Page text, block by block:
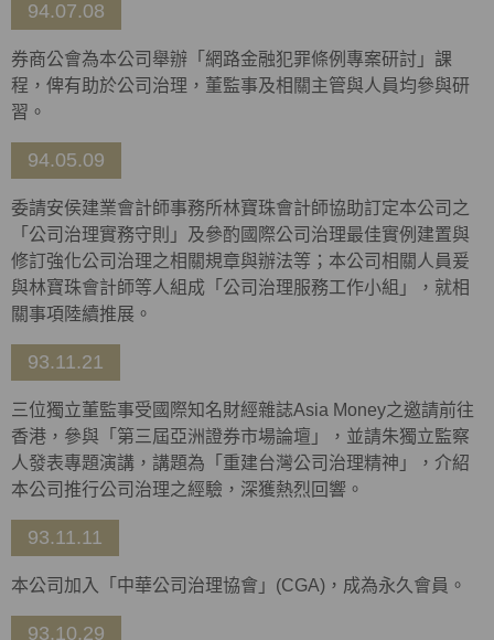
94.07.08
券商公會為本公司舉辦「網路金融犯罪條例專案研討」課
程，俾有助於公司治理，董監事及相關主管與人員均參與研
習。
94.05.09
委請安侯建業會計師事務所林寶珠會計師協助訂定本公司之
「公司治理實務守則」及參酌國際公司治理最佳實例建置與
修訂強化公司治理之相關規章與辦法等；本公司相關人員爰
與林寶珠會計師等人組成「公司治理服務工作小組」，就相
關事項陸續推展。
93.11.21
三位獨立董監事受國際知名財經雜誌Asia Money之邀請前往
香港，參與「第三屆亞洲證券市場論壇」，並請朱獨立監察
人發表專題演講，講題為「重建台灣公司治理精神」，介紹
本公司推行公司治理之經驗，深獲熱烈回響。
93.11.11
本公司加入「中華公司治理協會」(CGA)，成為永久會員。
93.10.29